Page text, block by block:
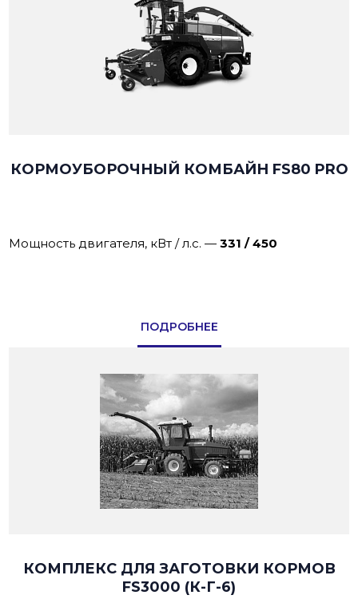
КОРМОУБОРОЧНЫЙ КОМБАЙН FS80 PRO
Мощность двигателя, кВт / л.с. —331 / 450
ПОДРОБНЕЕ
КОМПЛЕКС ДЛЯ ЗАГОТОВКИ КОРМОВ
FS3000 (К-Г-6)